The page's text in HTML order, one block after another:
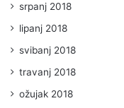
srpanj 2018
lipanj 2018
svibanj 2018
travanj 2018
ožujak 2018